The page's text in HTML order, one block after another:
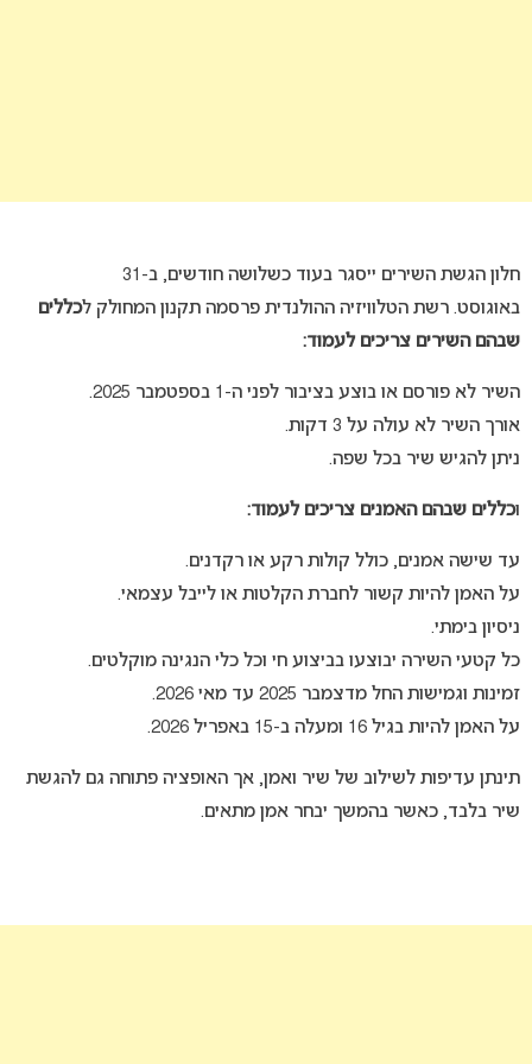
חלון הגשת השירים ייסגר בעוד כשלושה חודשים, ב-31
באוגוסט. רשת הטלוויזיה ההולנדית פרסמה תקנון המחולק לכללים
שבהם השירים צריכים לעמוד:
השיר לא פורסם או בוצע בציבור לפני ה-1 בספטמבר 2025.
אורך השיר לא עולה על 3 דקות.
ניתן להגיש שיר בכל שפה.
וכללים שבהם האמנים צריכים לעמוד:
עד שישה אמנים, כולל קולות רקע או רקדנים.
על האמן להיות קשור לחברת הקלטות או לייבל עצמאי.
ניסיון בימתי.
כל קטעי השירה יבוצעו בביצוע חי וכל כלי הנגינה מוקלטים.
זמינות וגמישות החל מדצמבר 2025 עד מאי 2026.
על האמן להיות בגיל 16 ומעלה ב-15 באפריל 2026.
תינתן עדיפות לשילוב של שיר ואמן, אך האופציה פתוחה גם להגשת
שיר בלבד, כאשר בהמשך יבחר אמן מתאים.